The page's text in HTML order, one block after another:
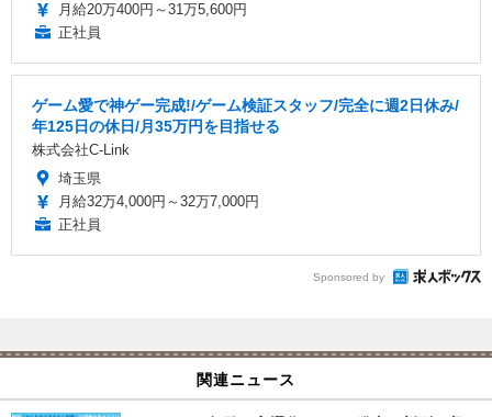
月給20万400円～31万5,600円
正社員
ゲーム愛で神ゲー完成!/ゲーム検証スタッフ/完全に週2日休み/
年125日の休日/月35万円を目指せる
株式会社C-Link
埼玉県
月給32万4,000円～32万7,000円
正社員
Sponsored by
関連ニュース